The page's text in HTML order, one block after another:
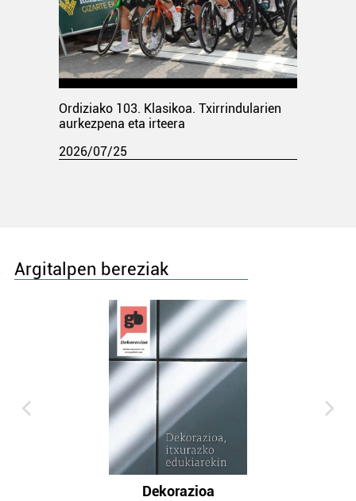
Ordiziako 103. Klasikoa. Txirrindularien
aurkezpena eta irteera
2026/07/25
Argitalpen bereziak
Dekorazioa